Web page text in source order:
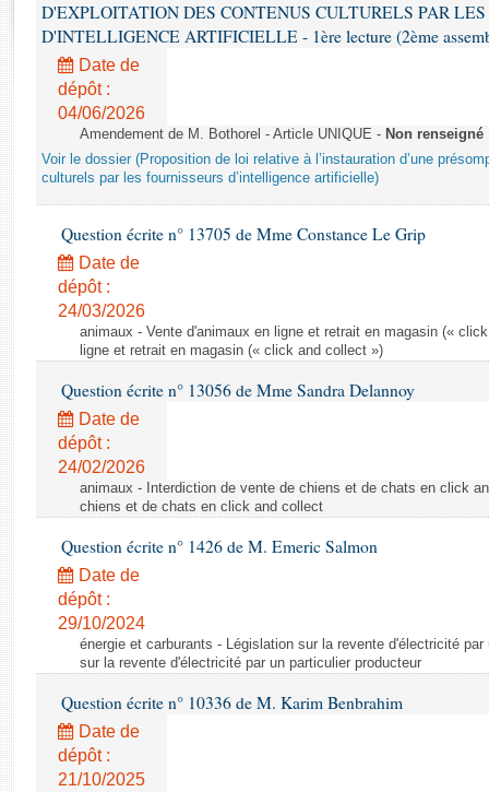
Rapports législatifs
Rapports sur l'application des lois
Baromètre de l’application des lois
Budget et sécurité sociale
Questions écrites et orales
Comptes rendus des débats
D'EXPLOITATION DES CONTENUS CULTURELS PAR LES
D'INTELLIGENCE ARTIFICIELLE - 1ère lecture (2ème
Date de
dépôt :
04/06/2026
Amendement de M. Bothorel - Article UNIQUE - Non renseigné
Voir le dossier (Proposition de loi relative à l’instauration d’une
culturels par les fournisseurs d’intelligence artificielle)
Question écrite n° 13705 de Mme Constance Le Grip
Date de
dépôt :
24/03/2026
animaux - Vente d'animaux en ligne et retrait en magasin («
ligne et retrait en magasin (« click and collect »)
Question écrite n° 13056 de Mme Sandra Delannoy
Date de
dépôt :
24/02/2026
animaux - Interdiction de vente de chiens et de chats en click
chiens et de chats en click and collect
Question écrite n° 1426 de M. Emeric Salmon
Date de
dépôt :
29/10/2024
énergie et carburants - Législation sur la revente d'électricité
sur la revente d'électricité par un particulier producteur
Question écrite n° 10336 de M. Karim Benbrahim
Date de
dépôt :
21/10/2025